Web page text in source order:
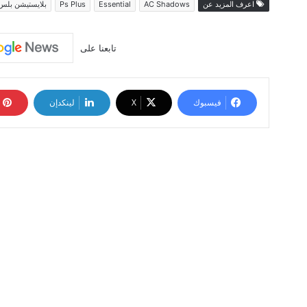
اعرف المزيد عن AC Shadows
Essential
Ps Plus بلايستيشن
تابعنا على
فيسبوك ‫X لينكدإن